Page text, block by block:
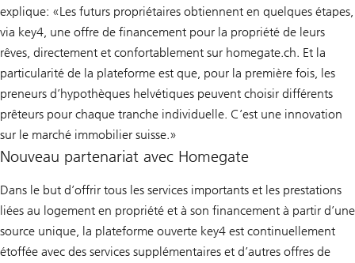
explique: «Les futurs propriétaires obtiennent en quelques étapes,
via key4, une offre de financement pour la propriété de leurs
rêves, directement et confortablement sur homegate.ch. Et la
particularité de la plateforme est que, pour la première fois, les
preneurs d’hypothèques helvétiques peuvent choisir différents
prêteurs pour chaque tranche individuelle. C’est une innovation
sur le marché immobilier suisse.»
Nouveau partenariat avec Homegate
Dans le but d’offrir tous les services importants et les prestations
liées au logement en propriété et à son financement à partir d’une
source unique, la plateforme ouverte key4 est continuellement
étoffée avec des services supplémentaires et d’autres offres de